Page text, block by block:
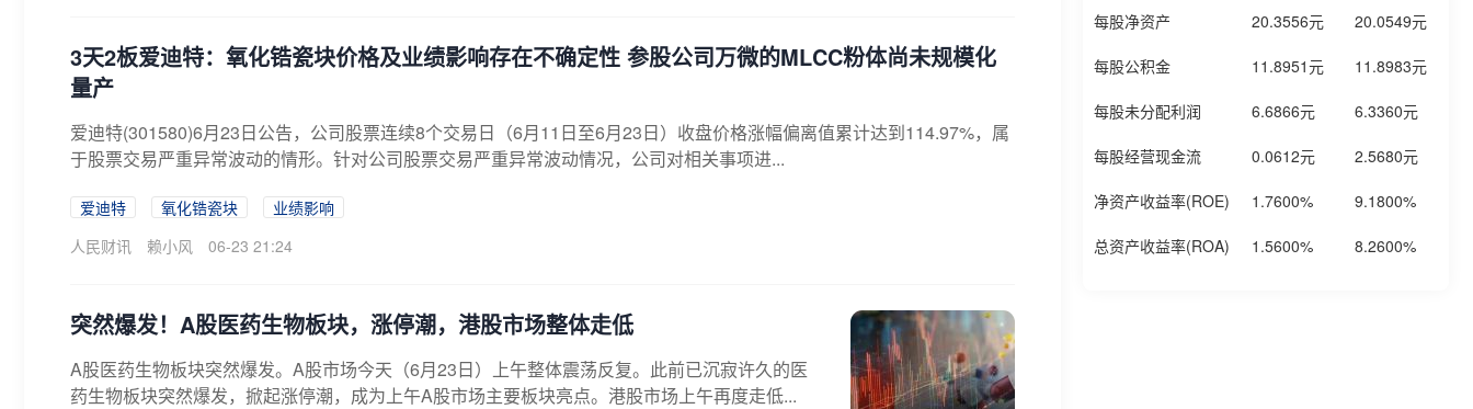
3天2板爱迪特：氧化锆瓷块价格及业绩影响存在不确定性 参股公司万微的MLCC粉体尚未规模化
量产
爱迪特(301580)6月23日公告，公司股票连续8个交易日（6月11日至6月23日）收盘价格涨幅偏离值累计达到114.97%，属
于股票交易严重异常波动的情形。针对公司股票交易严重异常波动情况，公司对相关事项进...
爱迪特 氧化锆瓷块
业绩影响
人民财讯
赖小风 06-23 21:24
突然爆发！A股医药生物板块，涨停潮，港股市场整体走低
A股医药生物板块突然爆发。A股市场今天（6月23日）上午整体震荡反复。此前已沉寂许久的医
药生物板块突然爆发，掀起涨停潮，成为上午A股市场主要板块亮点。港股市场上午再度走低...
每股净资产 20.3556元 20.0549元
每股公积金 11.8951元 11.8983元
每股未分配利润 6.6866元 6.3360元
每股经营现金流 0.0612元 2.5680元
净资产收益率(ROE) 1.7600% 9.1800%
总资产收益率(ROA) 1.5600% 8.2600%